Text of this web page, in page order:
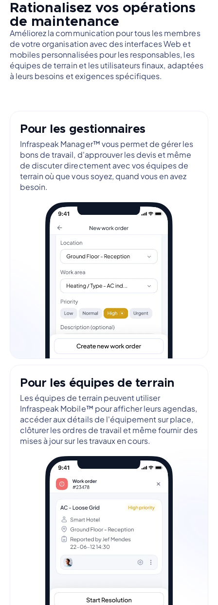
Rationalisez vos opérations
de maintenance
Améliorez la communication pour tous les membres
de votre organisation avec des interfaces Web et
mobiles personnalisées pour les responsables, les
équipes de terrain et les utilisateurs finaux, adaptées
à leurs besoins et exigences spécifiques.
Pour les gestionnaires
Infraspeak Manager™ vous permet de gérer les
bons de travail, d'approuver les devis et même
de discuter directement avec vos équipes de
terrain où que vous soyez, quand vous en avez
besoin.
Pour les équipes de terrain
Les équipes de terrain peuvent utiliser
Infraspeak Mobile™ pour afficher leurs agendas,
accéder aux détails de l'équipement sur place,
clôturer les ordres de travail et même fournir des
mises à jour sur les travaux en cours.